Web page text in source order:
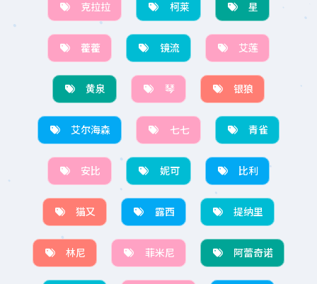
克拉拉 柯莱 星
藿藿 镜流 艾莲
黄泉 琴 银狼
艾尔海森 七七 青雀
安比 妮可 比利
猫又 露西 提纳里
林尼 菲米尼 阿蕾奇诺